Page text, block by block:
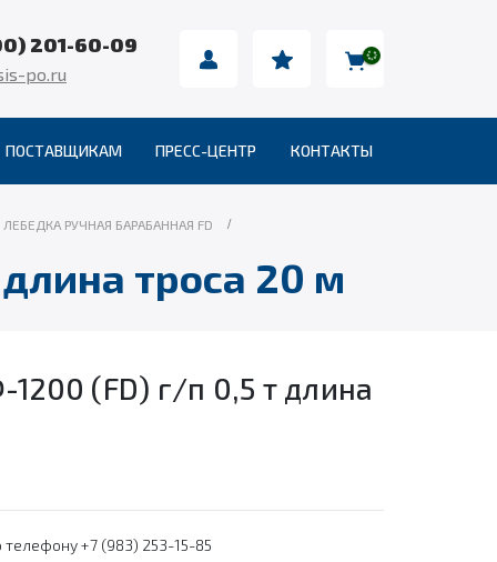
201-60-09
po.ru
ПОСТАВЩИКАМ ПРЕСС-ЦЕНТР КОНТАКТЫ
ЛЕБЕДКА РУЧНАЯ БАРАБАННАЯ FD
троса 20 м
(FD) г/п 0,5 т длина
телефону +7 (983) 253-15-85